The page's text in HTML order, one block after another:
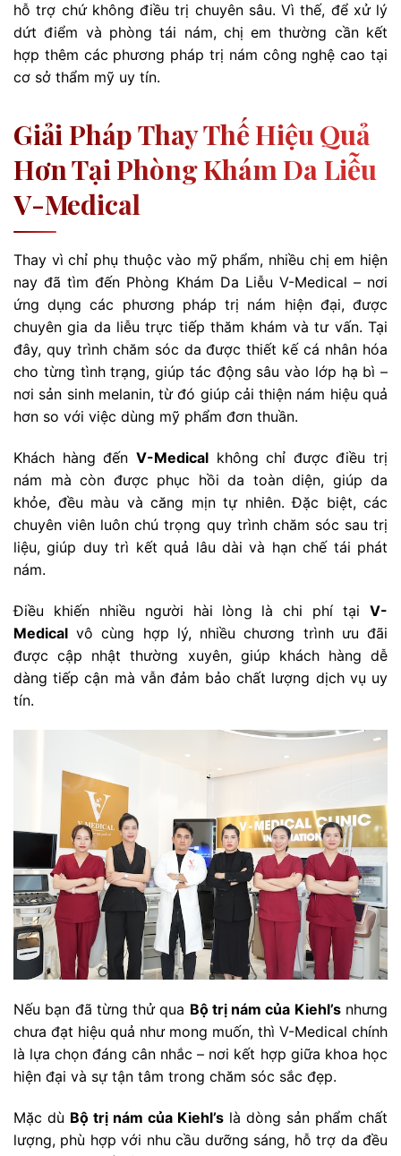
hỗ trợ chứ không điều trị chuyên sâu. Vì thế, để xử lý
dứt điểm và phòng tái nám, chị em thường cần kết
hợp thêm các phương pháp trị nám công nghệ cao tại
cơ sở thẩm mỹ uy tín.
Giải Pháp Thay Thế Hiệu Quả
Hơn Tại Phòng Khám Da Liễu
V-Medical
Thay vì chỉ phụ thuộc vào mỹ phẩm, nhiều chị em hiện
nay đã tìm đến Phòng Khám Da Liễu V-Medical – nơi
ứng dụng các phương pháp trị nám hiện đại, được
chuyên gia da liễu trực tiếp thăm khám và tư vấn. Tại
đây, quy trình chăm sóc da được thiết kế cá nhân hóa
cho từng tình trạng, giúp tác động sâu vào lớp hạ bì –
nơi sản sinh melanin, từ đó giúp cải thiện nám hiệu quả
hơn so với việc dùng mỹ phẩm đơn thuần.
Khách hàng đến V-Medicalkhông chỉ được điều trị
nám mà còn được phục hồi da toàn diện, giúp da
khỏe, đều màu và căng mịn tự nhiên. Đặc biệt, các
chuyên viên luôn chú trọng quy trình chăm sóc sau trị
liệu, giúp duy trì kết quả lâu dài và hạn chế tái phát
nám.
Điều khiến nhiều người hài lòng là chi phí tại V-
Medical vô cùng hợp lý, nhiều chương trình ưu đãi
được cập nhật thường xuyên, giúp khách hàng dễ
dàng tiếp cận mà vẫn đảm bảo chất lượng dịch vụ uy
tín.
Nếu bạn đã từng thử qua Bộ trị nám của Kiehl’snhưng
chưa đạt hiệu quả như mong muốn, thì V-Medical chính
là lựa chọn đáng cân nhắc – nơi kết hợp giữa khoa học
hiện đại và sự tận tâm trong chăm sóc sắc đẹp.
Mặc dù Bộ trị nám của Kiehl’s là dòng sản phẩm chất
lượng, phù hợp với nhu cầu dưỡng sáng, hỗ trợ da đều